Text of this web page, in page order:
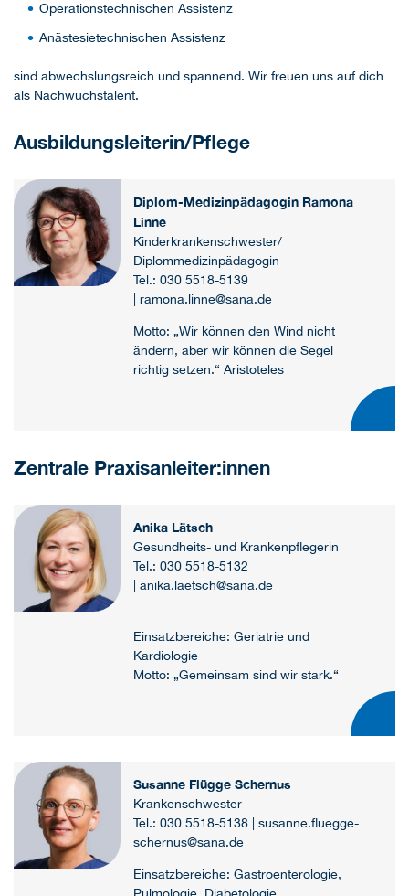
Operationstechnischen Assistenz
Anästesietechnischen Assistenz
sind abwechslungsreich und spannend. Wir freuen uns auf dich
als Nachwuchstalent.
Ausbildungsleiterin/Pflege
Diplom-Medizinpädagogin Ramona
Linne
Kinderkrankenschwester/
Diplommedizinpädagogin
Tel.: 030 5518-5139
| ramona.linne@sana.de
Motto: „Wir können den Wind nicht
ändern, aber wir können die Segel
richtig setzen.“ Aristoteles
Zentrale Praxisanleiter:innen
Anika Lätsch
Gesundheits- und Krankenpflegerin
Tel.: 030 5518-5132
| anika.laetsch@sana.de
Einsatzbereiche: Geriatrie und
Kardiologie
Motto: „Gemeinsam sind wir stark.“
Susanne Flügge Schernus
Krankenschwester
Tel.: 030 5518-5138 | susanne.fluegge-
schernus@sana.de
Einsatzbereiche: Gastroenterologie,
Pulmologie, Diabetologie